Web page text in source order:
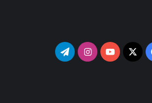
فیسبوکایکسیوتیوباینستاگرام
تلگرام